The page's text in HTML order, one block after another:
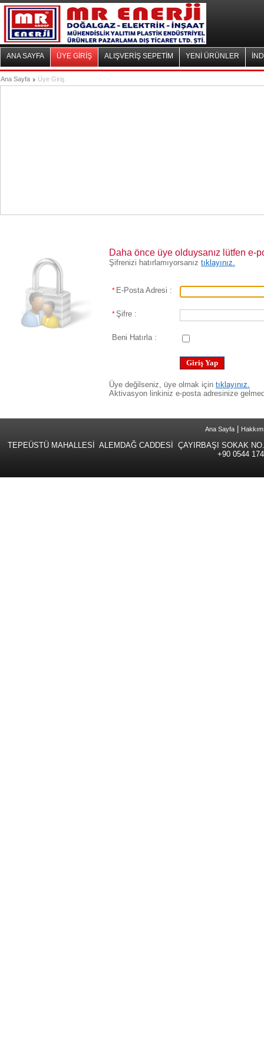
ANA SAYFA ÜYE GİRİŞ ALIŞVERİŞ SEPETİM YENİ ÜRÜNLER
Ana Sayfa Üye Giriş
Daha önce üye olduysanız lütfen e-
Şifrenizi hatırlamıyorsanız tıklayınız.
* E-Posta Adresi :
*Şifre :
Beni Hatırla :
Üye değilseniz, üye olmak için tıklayınız.
Aktivasyon linkiniz e-posta adresinize
Ana Sayfa
TEPEÜSTÜ MAHALLESİ ALEMDAĞ CADDESİ ÇAYIRBAŞI SOKAK
+90 0544